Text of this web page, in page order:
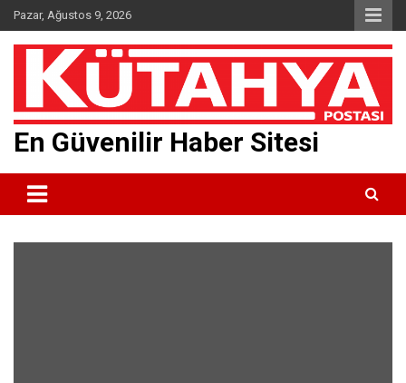
Skip
to
content
Pazar, Ağustos 9, 2026
En Güvenilir Haber Sitesi